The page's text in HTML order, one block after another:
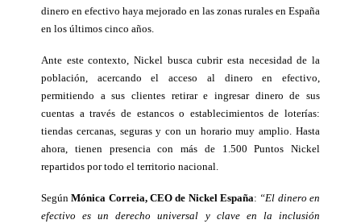
dinero en efectivo haya mejorado en las zonas rurales en España
en los últimos cinco años.
Ante este contexto, Nickel busca cubrir esta necesidad de la
población, acercando el acceso al dinero en efectivo,
permitiendo a sus clientes retirar e ingresar dinero de sus
cuentas a través de estancos o establecimientos de loterías:
tiendas cercanas, seguras y con un horario muy amplio. Hasta
ahora, tienen presencia con más de 1.500 Puntos Nickel
repartidos por todo el territorio nacional.
Según Mónica Correia, CEO de Nickel España: “El dinero en
efectivo es un derecho universal y clave en la inclusión